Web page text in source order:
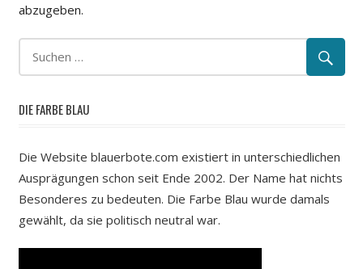
abzugeben.
DIE FARBE BLAU
Die Website blauerbote.com existiert in unterschiedlichen
Ausprägungen schon seit Ende 2002. Der Name hat nichts
Besonderes zu bedeuten. Die Farbe Blau wurde damals
gewählt, da sie politisch neutral war.